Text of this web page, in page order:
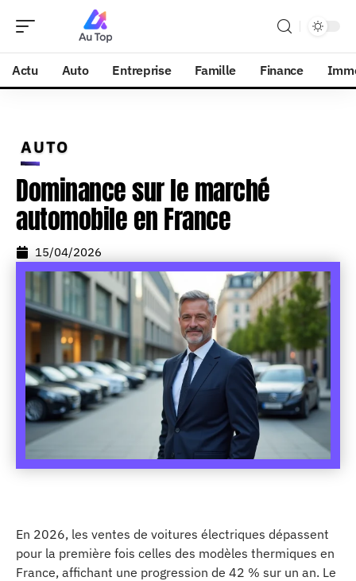
Actu Auto Entreprise Famille Finance
AUTO
Dominance sur le marché
automobile en France
15/04/2026
En 2026, les ventes de voitures électriques dépassent
pour la première fois celles des modèles thermiques en
France, affichant une progression de 42 % sur un an. Le